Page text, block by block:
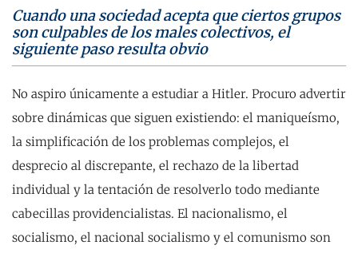
Cuando una sociedad acepta que ciertos grupos
son culpables de los males colectivos, el
siguiente paso resulta obvio
No aspiro únicamente a estudiar a Hitler. Procuro advertir
sobre dinámicas que siguen existiendo: el maniqueísmo,
la simplificación de los problemas complejos, el
desprecio al discrepante, el rechazo de la libertad
individual y la tentación de resolverlo todo mediante
cabecillas providencialistas. El nacionalismo, el
socialismo, el nacional socialismo y el comunismo son